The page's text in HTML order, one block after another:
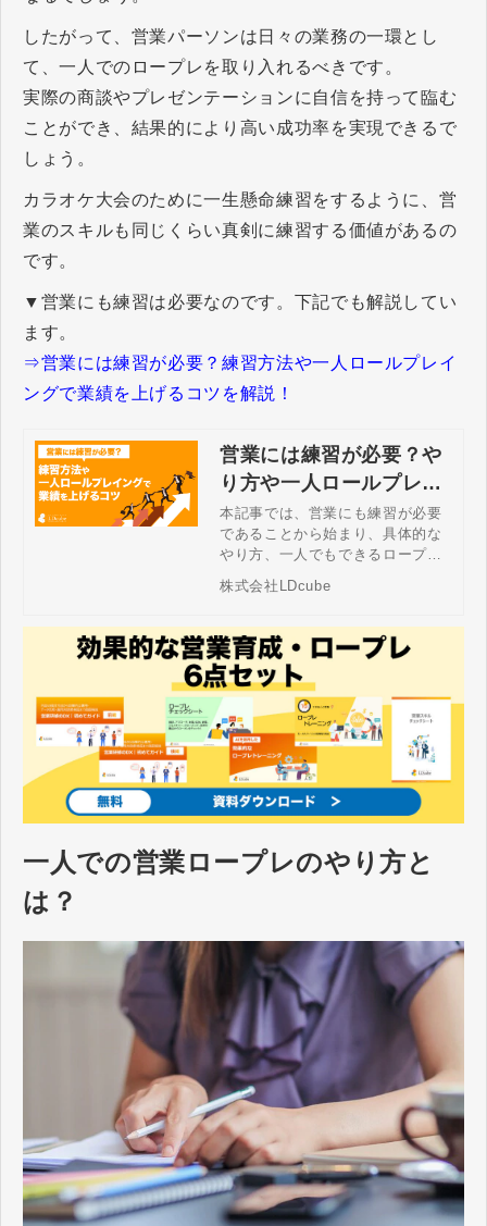
したがって、営業パーソンは日々の業務の一環とし
て、一人でのロープレを取り入れるべきです。
実際の商談やプレゼンテーションに自信を持って臨む
ことができ、結果的により高い成功率を実現できるで
しょう。
カラオケ大会のために一生懸命練習をするように、営
業のスキルも同じくらい真剣に練習する価値があるの
です。
▼営業にも練習は必要なのです。下記でも解説してい
ます。
⇒営業には練習が必要？練習方法や一人ロールプレイ
ングで業績を上げるコツを解説！
営業には練習が必要？や
り方や一人ロールプレイ
ングで業績を上げるコツ
を解説！
本記事では、営業にも練習が必要
であることから始まり、具体的な
やり方、一人でもできるロープレ
のやり方、AIによるフィードバッ
クを用いた一人ロープレのデジタ
て、これまでの支援経験を通じて
得られた観点を紹介します。
株式会社LDcube
一人での営業ロープレのやり方と
は？